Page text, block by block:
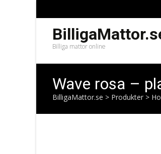
Billiga mattor online
Wave rosa –
BilligaMattor.se > Produkter >